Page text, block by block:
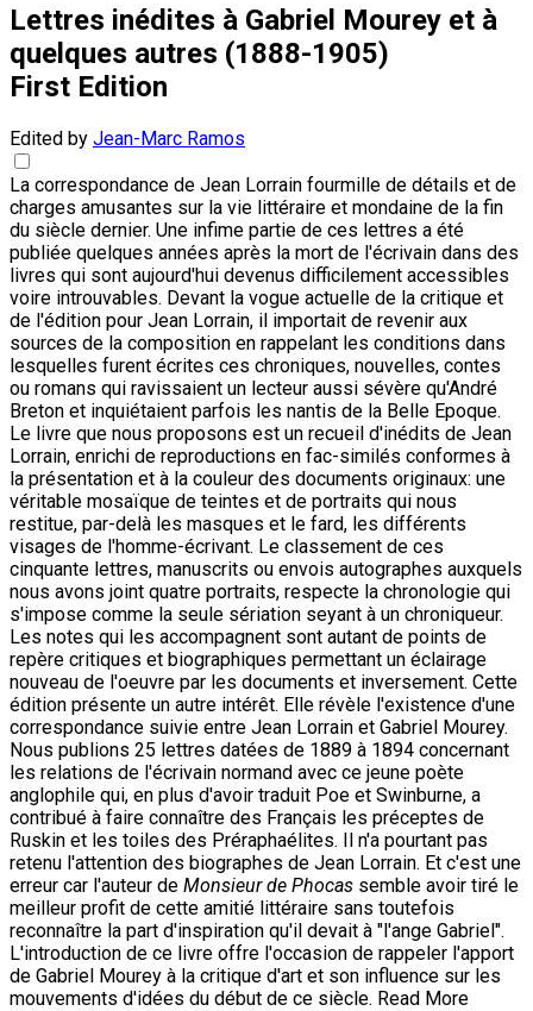
Lettres inédites à Gabriel Mourey et à
quelques autres (1888-1905)
First Edition
Edited by Jean-Marc Ramos
La correspondance de Jean Lorrain fourmille de détails et de
charges amusantes sur la vie littéraire et mondaine de la fin
du siècle dernier. Une infime partie de ces lettres a été
publiée quelques années après la mort de l'écrivain dans des
livres qui sont aujourd'hui devenus difficilement accessibles
voire introuvables. Devant la vogue actuelle de la critique et
de l'édition pour Jean Lorrain, il importait de revenir aux
sources de la composition en rappelant les conditions dans
lesquelles furent écrites ces chroniques, nouvelles, contes
ou romans qui ravissaient un lecteur aussi sévère qu'André
Breton et inquiétaient parfois les nantis de la Belle Epoque.
Le livre que nous proposons est un recueil d'inédits de Jean
Lorrain, enrichi de reproductions en fac-similés conformes à
la présentation et à la couleur des documents originaux: une
véritable mosaïque de teintes et de portraits qui nous
restitue, par-delà les masques et le fard, les différents
visages de l'homme-écrivant. Le classement de ces
cinquante lettres, manuscrits ou envois autographes auxquels
nous avons joint quatre portraits, respecte la chronologie qui
s'impose comme la seule sériation seyant à un chroniqueur.
Les notes qui les accompagnent sont autant de points de
repère critiques et biographiques permettant un éclairage
nouveau de l'oeuvre par les documents et inversement. Cette
édition présente un autre intérêt. Elle révèle l'existence d'une
correspondance suivie entre Jean Lorrain et Gabriel Mourey.
Nous publions 25 lettres datées de 1889 à 1894 concernant
les relations de l'écrivain normand avec ce jeune poète
anglophile qui, en plus d'avoir traduit Poe et Swinburne, a
contribué à faire connaître des Français les préceptes de
Ruskin et les toiles des Préraphaélites. Il n'a pourtant pas
retenu l'attention des biographes de Jean Lorrain. Et c'est une
erreur car l'auteur de Monsieur de Phocas semble avoir tiré le
meilleur profit de cette amitié littéraire sans toutefois
reconnaître la part d'inspiration qu'il devait à "l'ange Gabriel".
L'introduction de ce livre offre l'occasion de rappeler l'apport
de Gabriel Mourey à la critique d'art et son influence sur les
mouvements d'idées du début de ce siècle. Read More